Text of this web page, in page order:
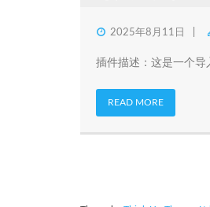
2025年8月11日
插件描述：这是一个导
READ MORE